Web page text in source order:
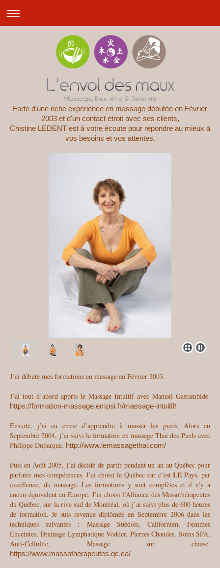
Forte d'une riche expérience en massage débutée en Février
2003 et d'un contact étroit avec ses clients,
Chistine LEDENT est à votre écoute pour répondre au mieux à
vos besoins et vos attentes.
J’ai débuté mes formations en massage en Février 2003.
J’ai tout d’abord appris le Massage Intuitif avec Manuel Gastambide.
https://formation-massage.empsi.fr/massage-intuitif/
Ensuite, j’ai eu envie d’apprendre à masser les pieds. Alors en
Septembre 2004, j’ai suivi la formation en massage Thaï des Pieds avec
Philippe Duparque. http://www.lemassagethai.com/
Puis en Août 2005, j’ai décidé de partir pendant un an au Québec pour
parfaire mes compétences. J’ai choisi le Québec car c’estLE Pays, par
excellence, du massage. Les formations y sont complètes et il n’y a
aucun équivalent en Europe. J’ai choisi l’Alliance des Massothérapeutes
du Québec, sur la rive sud de Montréal, où j’ai suivi plus de 600 heures
de formation. Je suis revenue diplômée en Septembre 2006 dans les
techniques suivantes : Massage Suédois, Californien, Femmes
Enceintes, Drainage Lymphatique Vodder, Pierres Chaudes, Soins SPA,
Anti-Cellulite, Massage sur chaise.
https://www.massotherapeutes.qc.ca/